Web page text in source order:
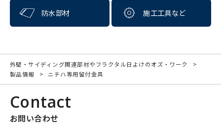
防水部材 施工工具など
外壁・サイディング関連部材やフラクタル日よけのオズ・ワーク
製品情報
ニチハ専用留付金具
Contact
お問い合わせ